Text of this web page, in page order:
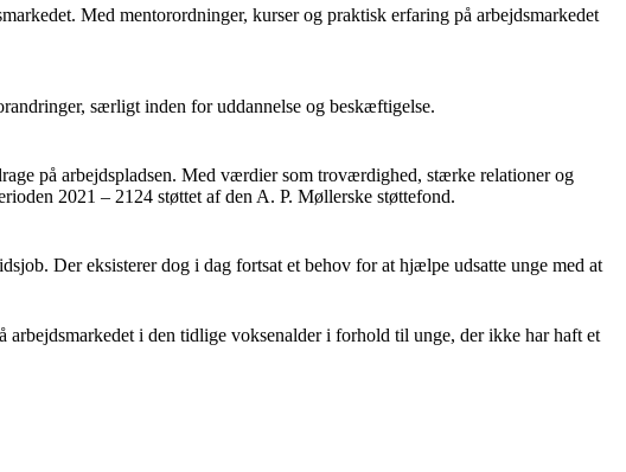
Med mentorordninger, kurser og praktisk erfaring på arbejdsmarkedet
særligt inden for uddannelse og beskæftigelse.
på arbejdspladsen. Med værdier som troværdighed, stærke relationer og
2021 – 2124 støttet af den A. P. Møllerske støttefond.
Der eksisterer dog i dag fortsat et behov for at hjælpe udsatte unge med at
arbejdsmarkedet i den tidlige voksenalder i forhold til unge, der ikke har haft et